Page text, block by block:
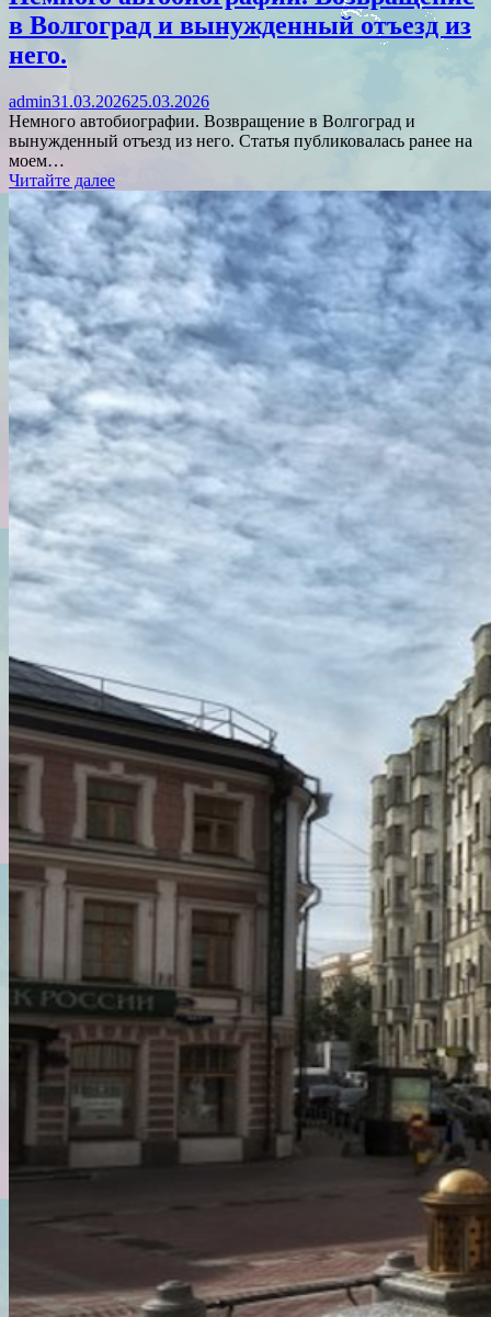
в Волгоград и вынужденный отъезд из
него.
admin31.03.202625.03.2026
Немного автобиографии. Возвращение в Волгоград и
вынужденный отъезд из него. Статья публиковалась ранее на
моем…
Читайте далее